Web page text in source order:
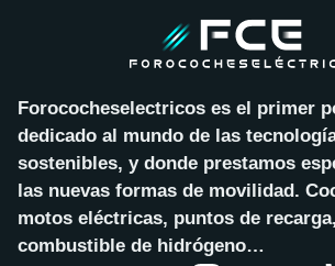
Forococheselectricos es el primer
dedicado al mundo de las
sostenibles, y donde prestamos
las nuevas formas de movilidad.
motos eléctricas, puntos de
combustible de hidrógeno…